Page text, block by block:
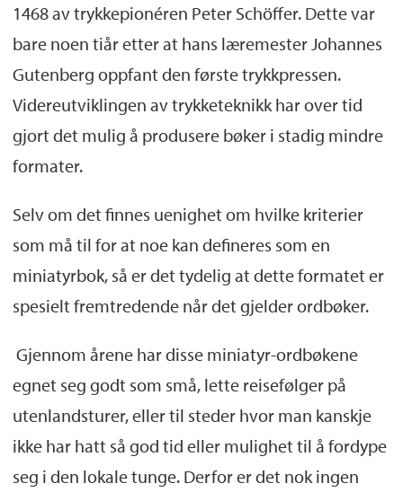
1468 av trykkepionéren Peter Schöffer. Dette var
bare noen tiår etter at hans læremester Johannes
Gutenberg oppfant den første trykkpressen.
Videreutviklingen av trykketeknikk har over tid
gjort det mulig å produsere bøker i stadig mindre
formater.
Selv om det finnes uenighet om hvilke kriterier
som må til for at noe kan defineres som en
miniatyrbok, så er det tydelig at dette formatet er
spesielt fremtredende når det gjelder ordbøker.
Gjennom årene har disse miniatyr-ordbøkene
egnet seg godt som små, lette reisefølger på
utenlandsturer, eller til steder hvor man kanskje
ikke har hatt så god tid eller mulighet til å fordype
seg i den lokale tunge. Derfor er det nok ingen